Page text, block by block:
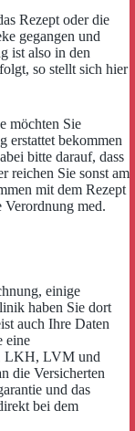
Rezept oder die
gegangen und
ist also in den
so stellt sich hier
möchten Sie
erstattet bekommen
bitte darauf, dass
reichen Sie sonst am
mit dem Rezept
Verordnung med.
einige
haben Sie dort
auch Ihre Daten
eine
LKH, LVM und
die Versicherten
und das
bei dem